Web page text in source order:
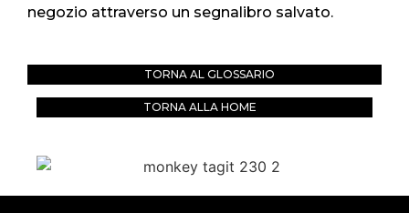
negozio attraverso un segnalibro salvato.
TORNA AL GLOSSARIO
TORNA ALLA HOME